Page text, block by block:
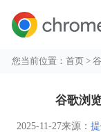
您当前位置：首页 >
谷歌浏
2025-11-27来源：